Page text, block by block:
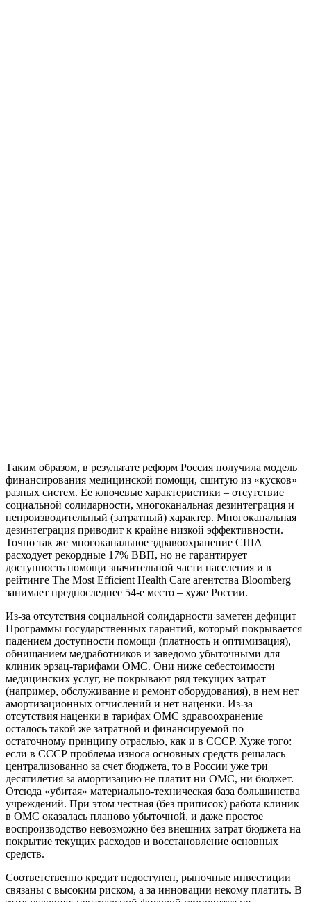
Таким образом, в результате реформ Россия получила модель
финансирования медицинской помощи, сшитую из «кусков»
разных систем. Ее ключевые характеристики – отсутствие
социальной солидарности, многоканальная дезинтеграция и
непроизводительный (затратный) характер. Многоканальная
дезинтеграция приводит к крайне низкой эффективности.
Точно так же многоканальное здравоохранение США
расходует рекордные 17% ВВП, но не гарантирует
доступность помощи значительной части населения и в
рейтинге The Most Efficient Health Care агентства Bloomberg
занимает предпоследнее 54-е место – хуже России.
Из-за отсутствия социальной солидарности заметен дефицит
Программы государственных гарантий, который покрывается
падением доступности помощи (платность и оптимизация),
обнищанием медработников и заведомо убыточными для
клиник эрзац-тарифами ОМС. Они ниже себестоимости
медицинских услуг, не покрывают ряд текущих затрат
(например, обслуживание и ремонт оборудования), в нем нет
амортизационных отчислений и нет наценки. Из-за
отсутствия наценки в тарифах ОМС здравоохранение
осталось такой же затратной и финансируемой по
остаточному принципу отраслью, как и в СССР. Хуже того:
если в СССР проблема износа основных средств решалась
централизованно за счет бюджета, то в России уже три
десятилетия за амортизацию не платит ни ОМС, ни бюджет.
Отсюда «убитая» материально-техническая база большинства
учреждений. При этом честная (без приписок) работа клиник
в ОМС оказалась планово убыточной, и даже простое
воспроизводство невозможно без внешних затрат бюджета на
покрытие текущих расходов и восстановление основных
средств.
Соответственно кредит недоступен, рыночные инвестиции
связаны с высоким риском, а за инновации некому платить. В